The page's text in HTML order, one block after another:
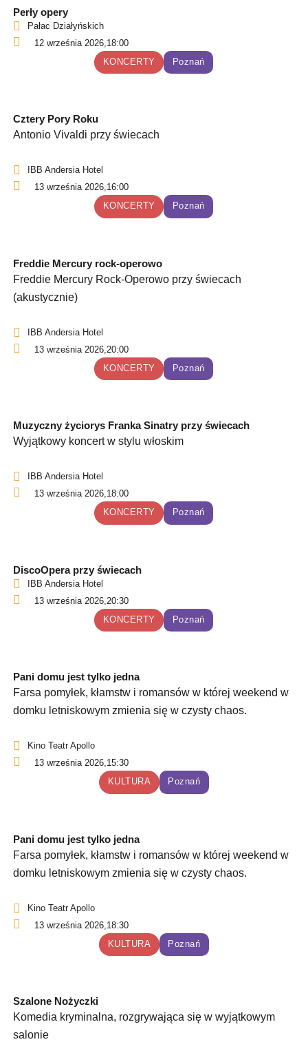
Perły opery
Pałac Działyńskich
12 września 2026, 18:00
KONCERTY
Poznań
Cztery Pory Roku
Antonio Vivaldi przy świecach
IBB Andersia Hotel
13 września 2026,16:00
KONCERTY
Poznań
Freddie Mercury rock-operowo
Freddie Mercury Rock-Operowo przy świecach
(akustycznie)
IBB Andersia Hotel
13 września 2026, 20:00
KONCERTY
Poznań
Muzyczny życiorys Franka Sinatry przy świecach
Wyjątkowy koncert w stylu włoskim
IBB Andersia Hotel
13 września 2026,18:00
KONCERTY
Poznań
DiscoOpera przy świecach
IBB Andersia Hotel
13 września 2026, 20:30
KONCERTY
Poznań
Pani domu jest tylko jedna
Farsa pomyłek, kłamstw i romansów w której weekend w
domku letniskowym zmienia się w czysty chaos.
Kino Teatr Apollo
13 września 2026,15:30
KULTURA
Poznań
Pani domu jest tylko jedna
Farsa pomyłek, kłamstw i romansów w której weekend w
domku letniskowym zmienia się w czysty chaos.
Kino Teatr Apollo
13 września 2026, 18:30
KULTURA
Poznań
Szalone Nożyczki
Komedia kryminalna, rozgrywająca się w wyjątkowym
salonie